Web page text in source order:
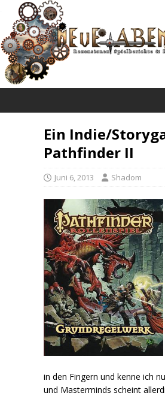
Ein Indie/
Pathfinder II
Juni 6, 2013 Shadom
in den Fingern und kenne ich
und Masterminds scheint